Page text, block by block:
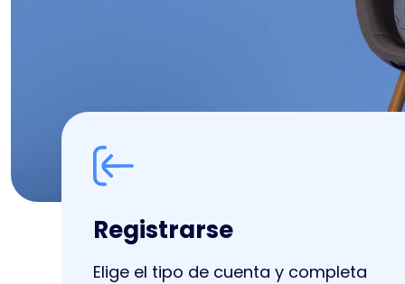
Registrarse
Elige el tipo de cuenta y completa